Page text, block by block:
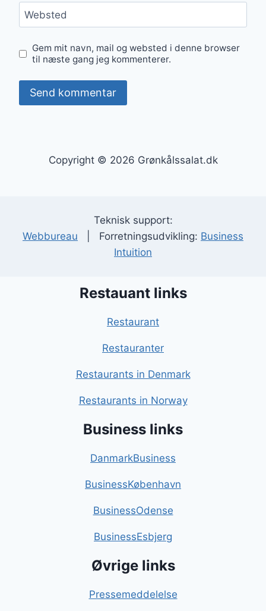
Websted
Gem mit navn, mail og websted i denne browser
til næste gang jeg kommenterer.
Copyright © 2026 Grønkålssalat.dk
Teknisk support:
Webbureau | Forretningsudvikling: Business
Intuition
Restauant links
Restaurant
Restauranter
Restaurants in Denmark
Restaurants in Norway
Business links
DanmarkBusiness
BusinessKøbenhavn
BusinessOdense
BusinessEsbjerg
Øvrige links
Pressemeddelelse